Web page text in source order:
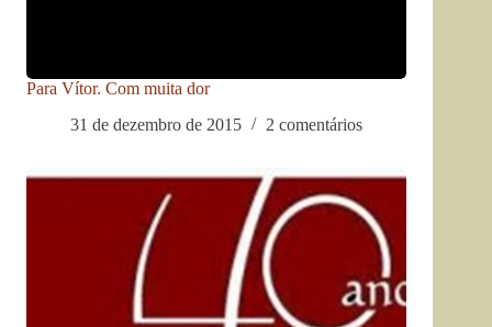
Para Vítor. Com muita dor
31 de dezembro de 2015
2 comentários